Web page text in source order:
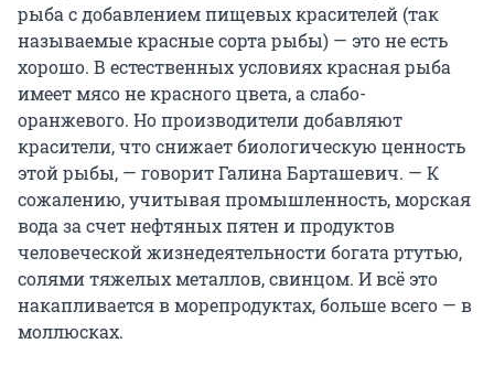
рыба с добавлением пищевых красителей (так
называемые красные сорта рыбы) — это не есть
хорошо. В естественных условиях красная рыба
имеет мясо не красного цвета, а слабо-
оранжевого. Но производители добавляют
красители, что снижает биологическую ценность
этой рыбы, — говорит Галина Барташевич. — К
сожалению, учитывая промышленность, морская
вода за счет нефтяных пятен и продуктов
человеческой жизнедеятельности богата ртутью,
солями тяжелых металлов, свинцом. И всё это
накапливается в морепродуктах, больше всего — в
моллюсках.